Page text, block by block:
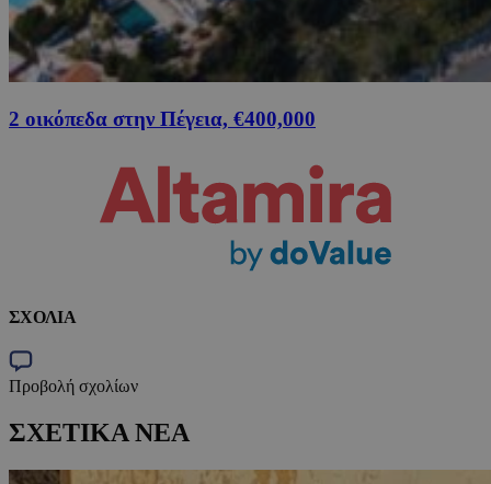
2 οικόπεδα στην Πέγεια, €400,000
ΣΧΟΛΙΑ
Προβολή σχολίων
ΣΧΕΤΙΚΑ ΝΕΑ